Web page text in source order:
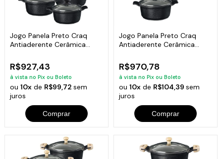
Jogo Panela Preto Craq
Antiaderente Cerâmica
R$927,43
à vista no Pix ou Boleto
ou10x de R$99,72sem
juros
Comprar
Jogo Panela Preto Craq
Antiaderente Cerâmica
R$970,78
à vista no Pix ou Boleto
ou 10xde R$104,39 sem
juros
Comprar